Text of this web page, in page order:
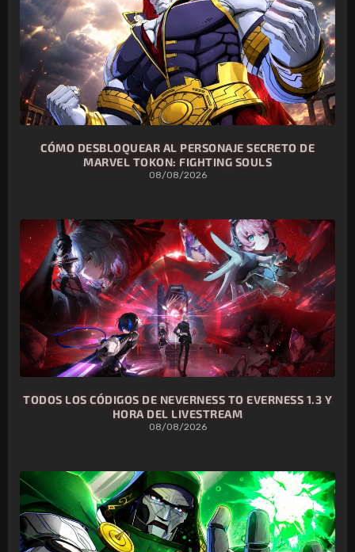
CÓMO DESBLOQUEAR AL PERSONAJE SECRETO DE
MARVEL TOKON: FIGHTING SOULS
08/08/2026
TODOS LOS CÓDIGOS DE NEVERNESS TO EVERNESS 1.3 Y
HORA DEL LIVESTREAM
08/08/2026